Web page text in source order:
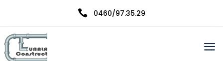
 0460/97.35.29
a